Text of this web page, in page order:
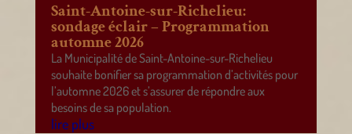
Saint-Antoine-sur-Richelieu:
sondage éclair – Programmation
automne 2026
La Municipalité de Saint-Antoine-sur-Richelieu
souhaite bonifier sa programmation d’activités pour
l’automne 2026 et s’assurer de répondre aux
besoins de sa population.
lire plus